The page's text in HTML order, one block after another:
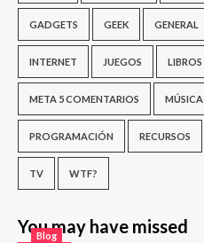
GADGETS GEEK GENERAL
INTERNET JUEGOS LIBROS
META 5 COMENTARIOS MÚSICA
PROGRAMACIÓN RECURSOS
TV WTF?
You may have missed
Blog